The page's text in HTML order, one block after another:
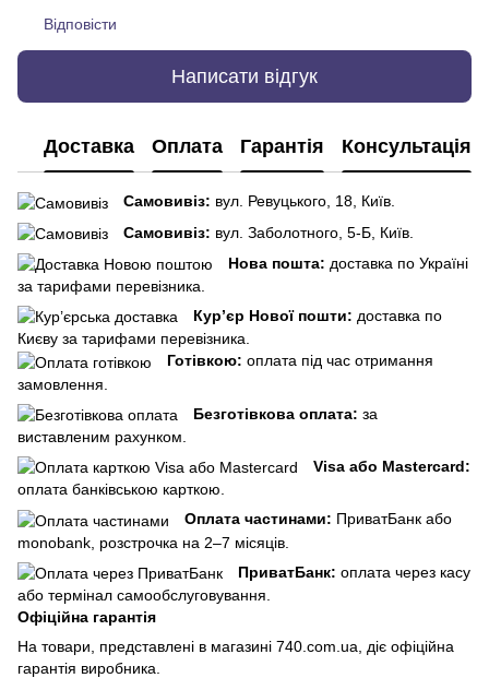
Відповісти
Написати відгук
Доставка Оплата Гарантія Консультація
Самовивіз: вул. Ревуцького, 18, Київ.
Самовивіз: вул. Заболотного, 5-Б, Київ.
Нова пошта: доставка по Україні
за тарифами перевізника.
Кур’єр Нової пошти: доставка по
Києву за тарифами перевізника.
Готівкою: оплата під час отримання
замовлення.
Безготівкова оплата: за
виставленим рахунком.
Visa або Mastercard:
оплата банківською карткою.
Оплата частинами: ПриватБанк або
monobank, розстрочка на 2–7 місяців.
ПриватБанк: оплата через касу
або термінал самообслуговування.
Офіційна гарантія
На товари, представлені в магазині 740.com.ua, діє офіційна
гарантія виробника.